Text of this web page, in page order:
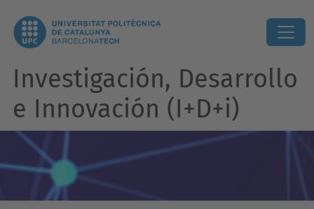
Investigación, Desarrollo
e Innovación (I+D+i)